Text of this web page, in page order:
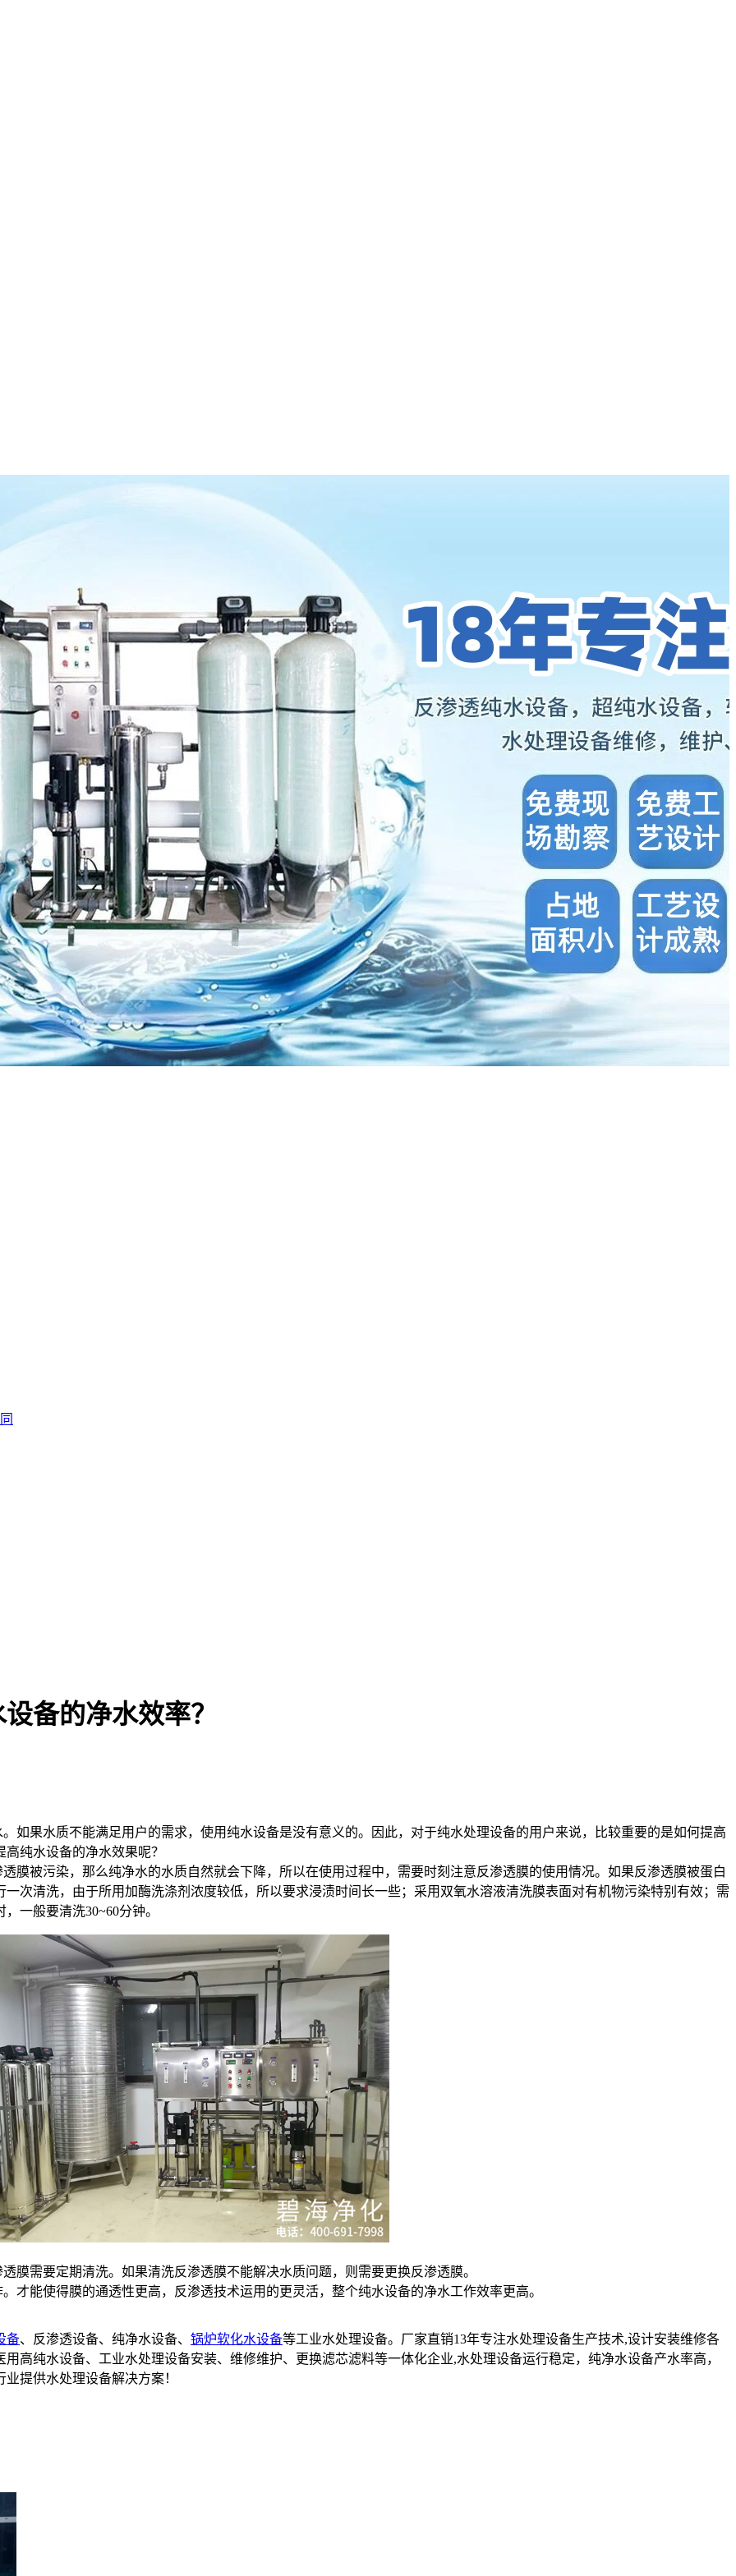
备的净水效率？
果水质不能满足用户的需求，使用纯水设备是没有意义的。因此，对于纯水处理设备的用户来说，比较重要的是如何提高
纯水设备的净水效果呢？
被污染，那么纯净水的水质自然就会下降，所以在使用过程中，需要时刻注意反渗透膜的使用情况。如果反渗透膜被蛋白
次清洗，由于所用加酶洗涤剂浓度较低，所以要求浸渍时间长一些；采用双氧水溶液清洗膜表面对有机物污染特别有效；需
一般要清洗30~60分钟。
需要定期清洗。如果清洗反渗透膜不能解决水质问题，则需要更换反渗透膜。
能使得膜的通透性更高，反渗透技术运用的更灵活，整个纯水设备的净水工作效率更高。
备、反渗透设备、纯净水设备、 锅炉软化水设备等工业水处理设备。厂家直销13年专注水处理设备生产技术,设计安装维修各
高纯水设备、工业水处理设备安装、维修维护、更换滤芯滤料等一体化企业,水处理设备运行稳定，纯净水设备产水率高，
提供水处理设备解决方案！